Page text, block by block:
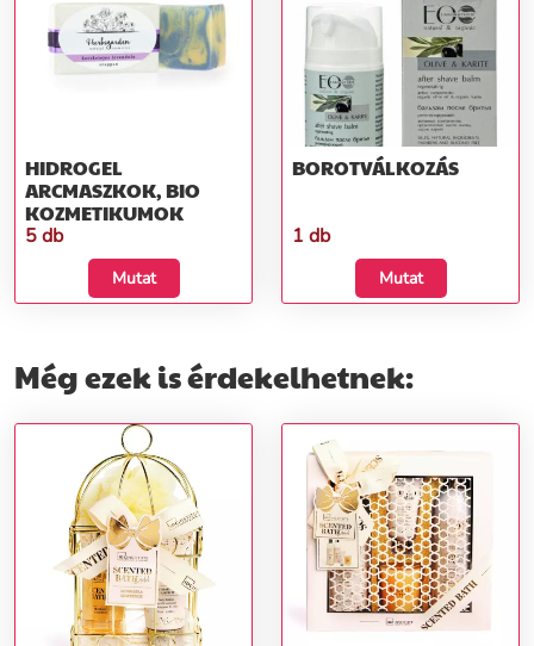
HIDROGEL
ARCMASZKOK, BIO
KOZMETIKUMOK
5 db
Mutat
BOROTVÁLKOZÁS
1 db
Mutat
Még ezek is érdekelhetnek: